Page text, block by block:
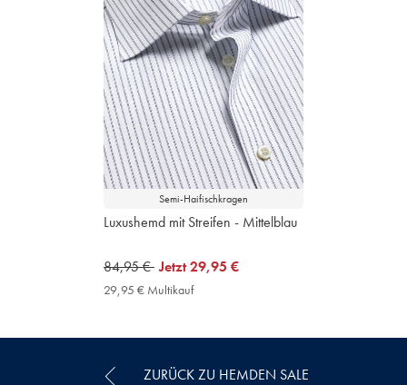
Semi-Haifischkragen
Luxushemd mit Streifen - Mittelblau
was
84,95
84,95 € now
29,95
Jetzt29,95 €
29,95 € Multikauf29,95
Price
ZURÜCK ZU HEMDEN SALE